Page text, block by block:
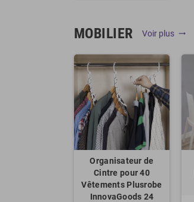
MOBILIER Voir plus trending_flat
Organisateur de
Cintre pour 40
Vêtements Plusrobe
InnovaGoods 24